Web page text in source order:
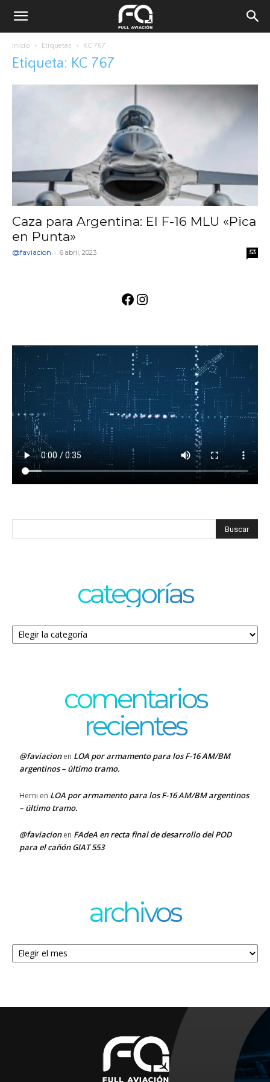
Inicio Etiquetas KC 767
Etiqueta: KC 767
Caza para Argentina: El F-16 MLU «Pica
en Punta»
@faviacion - 6 abril, 2023 53
Facebook
Instagram
categorías
Categorías
comentarios
recientes
@faviacionen LOA por armamento para los F-16 AM/BM
argentinos – último tramo.
Herni en LOA por armamento para los F-16 AM/BM argentinos
– último tramo.
@faviacionen FAdeA en recta final de desarrollo del POD
para el cañón GIAT 553
archivos
Archivos